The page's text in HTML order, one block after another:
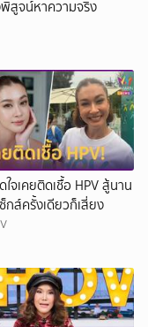
พิสูจน์หาความจริง
ดใจเคยติดเชื้อ HPV สู้นาน
กส์ครั้งเดียวก็เสี่ยง